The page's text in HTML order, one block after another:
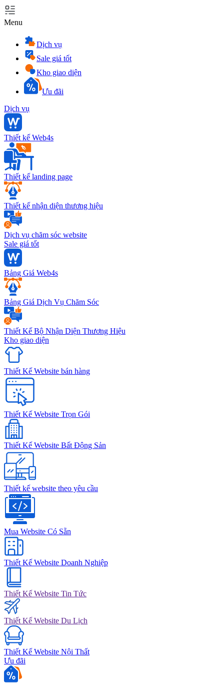
Menu
Dịch vụ
Sale giá tốt
Kho giao diện
Ưu đãi
Dịch vụ
Thiết kế Web4s
Thiết kế landing page
Thiết kế nhận diện thương hiệu
Dịch vụ chăm sóc website
Sale giá tốt
Bảng Giá Web4s
Bảng Giá Dịch Vụ Chăm Sóc
Thiết Kế Bộ Nhận Diện Thương Hiệu
Kho giao diện
Thiết Kế Website bán hàng
Thiết Kế Website Trọn Gói
Thiết Kế Website Bất Động Sản
Thiết kế website theo yêu cầu
Mua Website Có Sẵn
Thiết Kế Website Doanh Nghiệp
Thiết Kế Website Tin Tức
Thiết Kế Website Du Lịch
Thiết Kế Website Nội Thất
Ưu đãi